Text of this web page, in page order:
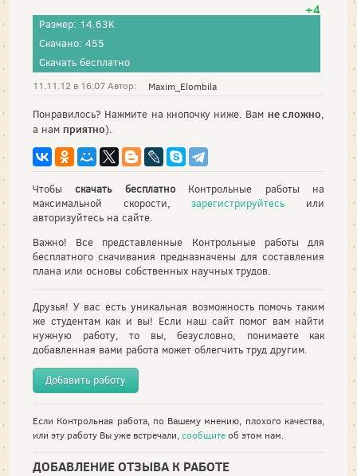
+4
Размер: 14.63K
Скачано: 455
Скачать бесплатно
11.11.12 в 16:07 Автор: Maxim_Elombila
Понравилось? Нажмите на кнопочку ниже. Вам не сложно,
а нам приятно).
Чтобыскачать бесплатноКонтрольные работы на
максимальной скорости,зарегистрируйтесь или
авторизуйтесь на сайте.
Важно! Все представленные Контрольные работы для
бесплатного скачивания предназначены для составления
плана или основы собственных научных трудов.
Друзья! У вас есть уникальная возможность помочь таким
же студентам как и вы! Если наш сайт помог вам найти
нужную работу, то вы, безусловно, понимаете как
добавленная вами работа может облегчить труд другим.
Добавить работу
Если Контрольная работа, по Вашему мнению, плохого качества,
или эту работу Вы уже встречали,сообщитеоб этом нам.
ДОБАВЛЕНИЕ ОТЗЫВА К РАБОТЕ